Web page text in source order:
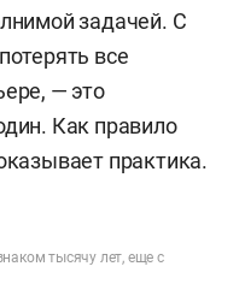
задачей. С
все
— это
Как правило
практика.
тысячу лет, еще с